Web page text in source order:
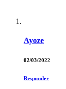
Ayoze
02/03/2022
Responder